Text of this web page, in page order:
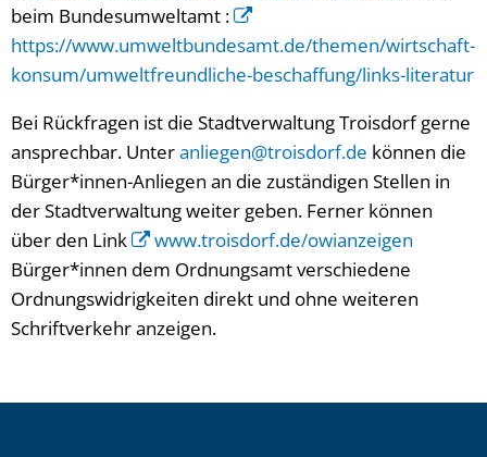
beim Bundesumweltamt :
https://www.umweltbundesamt.de/themen/wirtschaft-
konsum/umweltfreundliche-beschaffung/links-literatur
Bei Rückfragen ist die Stadtverwaltung Troisdorf gerne
ansprechbar. Unteranliegen@troisdorf.de können die
Bürger*innen-Anliegen an die zuständigen Stellen in
der Stadtverwaltung weiter geben. Ferner können
über den Link
www.troisdorf.de/owianzeigen
Bürger*innen dem Ordnungsamt verschiedene
Ordnungswidrigkeiten direkt und ohne weiteren
Schriftverkehr anzeigen.